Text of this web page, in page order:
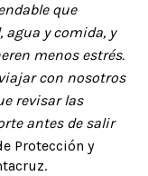
que
y comida, y
menos estrés.
con nosotros
revisar las
antes de salir
Protección y